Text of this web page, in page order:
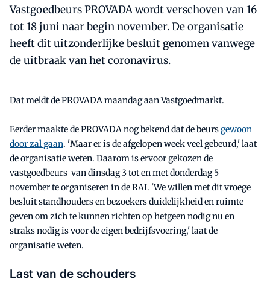
Vastgoedbeurs PROVADA wordt verschoven van 16
tot 18 juni naar begin november. De organisatie
heeft dit uitzonderlijke besluit genomen vanwege
de uitbraak van het coronavirus.
Dat meldt de PROVADA maandag aan Vastgoedmarkt.
Eerder maakte de PROVADA nog bekend dat de beursgewoon
door zal gaan. 'Maar er is de afgelopen week veel gebeurd,' laat
de organisatie weten. Daarom is ervoor gekozen de
vastgoedbeurs van dinsdag 3 tot en met donderdag 5
november te organiseren in de RAI. 'We willen met dit vroege
besluit standhouders en bezoekers duidelijkheid en ruimte
geven om zich te kunnen richten op hetgeen nodig nu en
straks nodig is voor de eigen bedrijfsvoering,' laat de
organisatie weten.
Last van de schouders